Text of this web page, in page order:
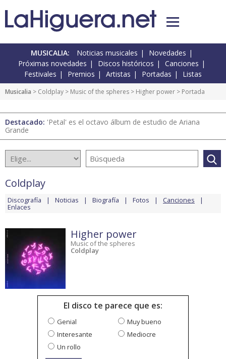
MUSICALIA: Noticias musicales
Novedades
Próximas novedades
Discos históricos
Canciones
Festivales
Premios Artistas Portadas Listas
Musicalia > Coldplay > Music of the spheres > Higher power > Portada
Destacado: 'Petal' es el octavo álbum de estudio de Ariana
Grande
Coldplay
Discografía Noticias Biografía Fotos Canciones
Enlaces
Higher power
Music of the spheres
Coldplay
El disco te parece que es:
Genial
Muy bueno
Interesante
Mediocre
Un rollo